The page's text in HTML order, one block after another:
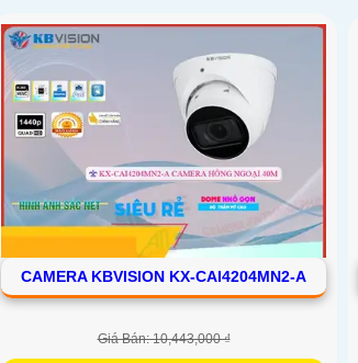
CAMERA KBVISION KX-CAI4204MN2-A
Giá Bán: 10,443,000 ₫